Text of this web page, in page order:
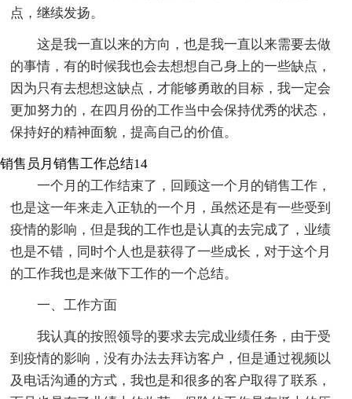
点，继续发扬。
这是我一直以来的方向，也是我一直以来需要去做
的事情，有的时候我也会去想想自己身上的一些缺点，
因为只有去想想这缺点，才能够勇敢的目标，我一定会
更加努力的，在四月份的工作当中会保持优秀的状态，
保持好的精神面貌，提高自己的价值。
销售员月销售工作总结14
一个月的工作结束了，回顾这一个月的销售工作，
也是这一年来走入正轨的一个月，虽然还是有一些受到
疫情的影响，但是我的工作也是认真的去完成了，业绩
也是不错，同时个人也是获得了一些成长，对于这个月
的工作我也是来做下工作的一个总结。
一、工作方面
我认真的按照领导的要求去完成业绩任务，由于受
到疫情的影响，没有办法去拜访客户，但是通过视频以
及电话沟通的方式，我也是和很多的客户取得了联系，